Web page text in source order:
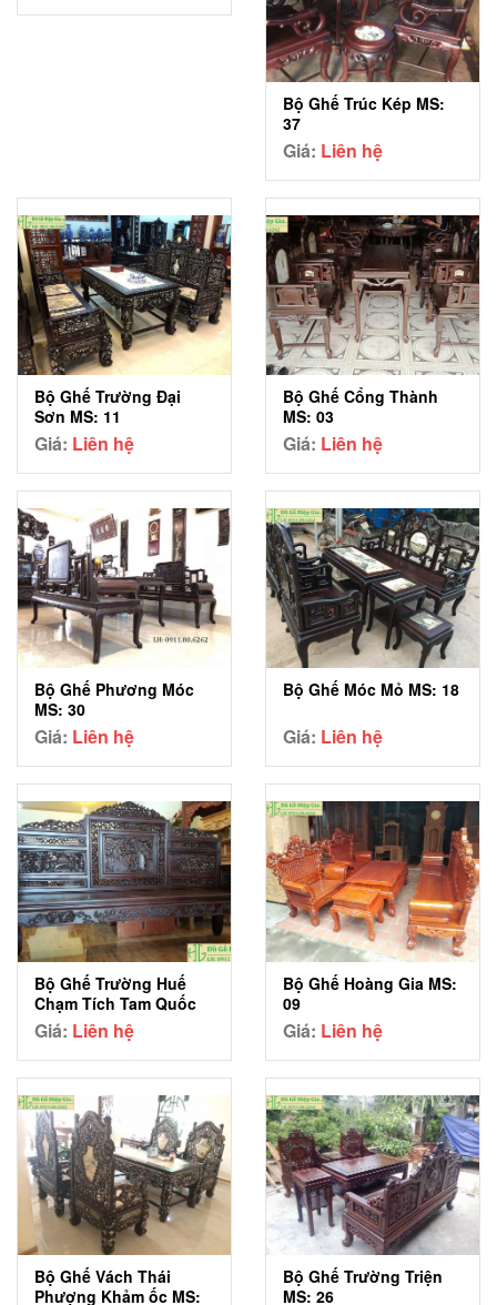
Bộ Ghế Trúc Kép MS:
37
Giá: Liên hệ
Bộ Ghế Trường Đại
Sơn MS: 11
Giá: Liên hệ
Bộ Ghế Cổng Thành
MS: 03
Giá: Liên hệ
Bộ Ghế Phương Móc
MS: 30
Giá: Liên hệ
Bộ Ghế Móc Mỏ MS: 18
Giá: Liên hệ
Bộ Ghế Trường Huế
Chạm Tích Tam Quốc
MS: 05
Giá: Liên hệ
Bộ Ghế Hoàng Gia MS:
09
Giá: Liên hệ
Bộ Ghế Vách Thái
Phượng Khảm ốc MS:
Bộ Ghế Trường Triện
MS: 26